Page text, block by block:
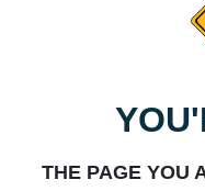
THE PAGE YOU